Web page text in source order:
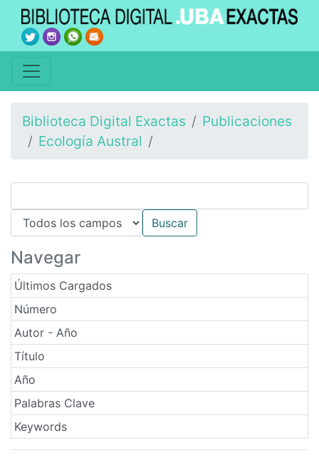
Biblioteca Digital Exactas
Publicaciones
Ecología Austral
Navegar
Últimos Cargados
Número
Autor - Año
Título
Año
Palabras Clave
Keywords